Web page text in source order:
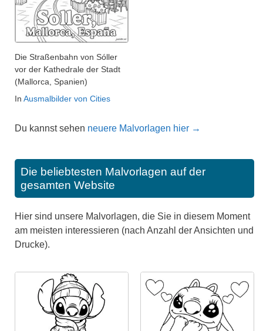
Die Straßenbahn von Sóller
vor der Kathedrale der Stadt
(Mallorca, Spanien)
In Ausmalbilder von Cities
Du kannst sehen neuere Malvorlagen hier →
Die beliebtesten Malvorlagen auf der
gesamten Website
Hier sind unsere Malvorlagen, die Sie in diesem Moment
am meisten interessieren (nach Anzahl der Ansichten und
Drucke).